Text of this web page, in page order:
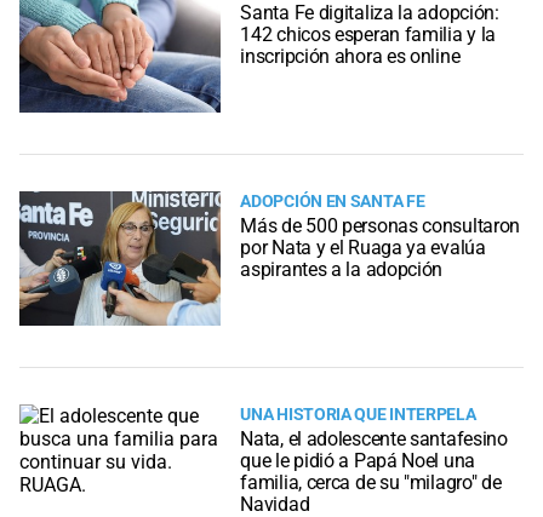
Santa Fe digitaliza la adopción:
142 chicos esperan familia y la
inscripción ahora es online
ADOPCIÓN EN SANTA FE
Más de 500 personas consultaron
por Nata y el Ruaga ya evalúa
aspirantes a la adopción
UNA HISTORIA QUE INTERPELA
Nata, el adolescente santafesino
que le pidió a Papá Noel una
familia, cerca de su "milagro" de
Navidad